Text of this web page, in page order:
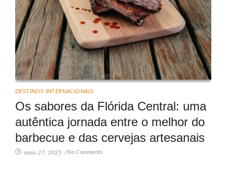
DESTINOS INTERNACIONAIS
Os sabores da Flórida Central: uma
autêntica jornada entre o melhor do
barbecue e das cervejas artesanais
maio 27, 2025 /No Comments